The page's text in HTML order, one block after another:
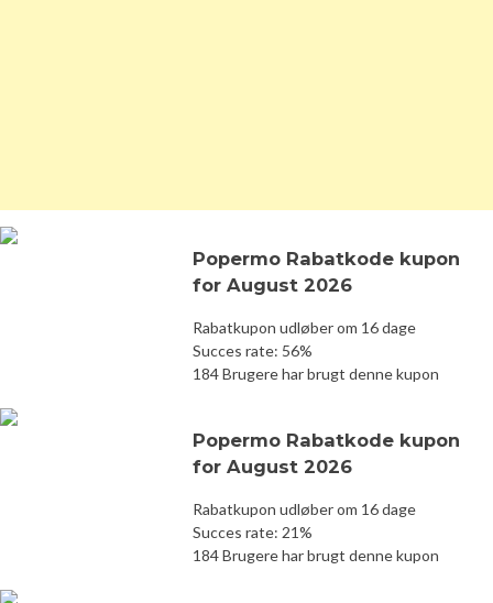
Popermo Rabatkode kupon
for August 2026
Rabatkupon udløber om 16 dage
Succes rate: 56%
184 Brugere har brugt denne kupon
Popermo Rabatkode kupon
for August 2026
Rabatkupon udløber om 16 dage
Succes rate: 21%
184 Brugere har brugt denne kupon